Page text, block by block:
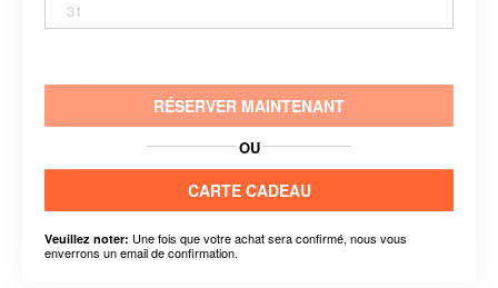
31
RÉSERVER MAINTENANT
OU
CARTE CADEAU
Veuillez noter: Une fois que votre achat sera confirmé, nous vous
enverrons un email de confirmation.